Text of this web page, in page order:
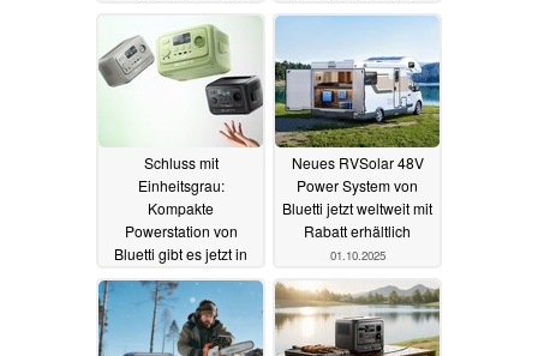
15.10.2025
Schluss mit
Einheitsgrau:
Kompakte
Powerstation von
Bluetti gibt es jetzt in
zwei frischen Farben
07.10.2025
Neues RVSolar 48V
Power System von
Bluetti jetzt weltweit mit
Rabatt erhältlich
01.10.2025